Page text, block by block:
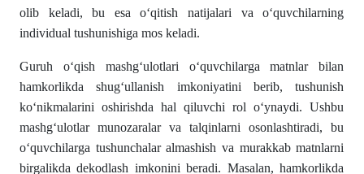
olib keladi, bu esa oʻqitish natijalari va oʻquvchilarning
individual tushunishiga mos keladi.
Guruh oʻqish mashgʻulotlari oʻquvchilarga matnlar bilan
hamkorlikda shugʻullanish imkoniyatini berib, tushunish
koʻnikmalarini oshirishda hal qiluvchi rol oʻynaydi. Ushbu
mashgʻulotlar munozaralar va talqinlarni osonlashtiradi, bu
oʻquvchilarga tushunchalar almashish va murakkab matnlarni
birgalikda dekodlash imkonini beradi. Masalan, hamkorlikda